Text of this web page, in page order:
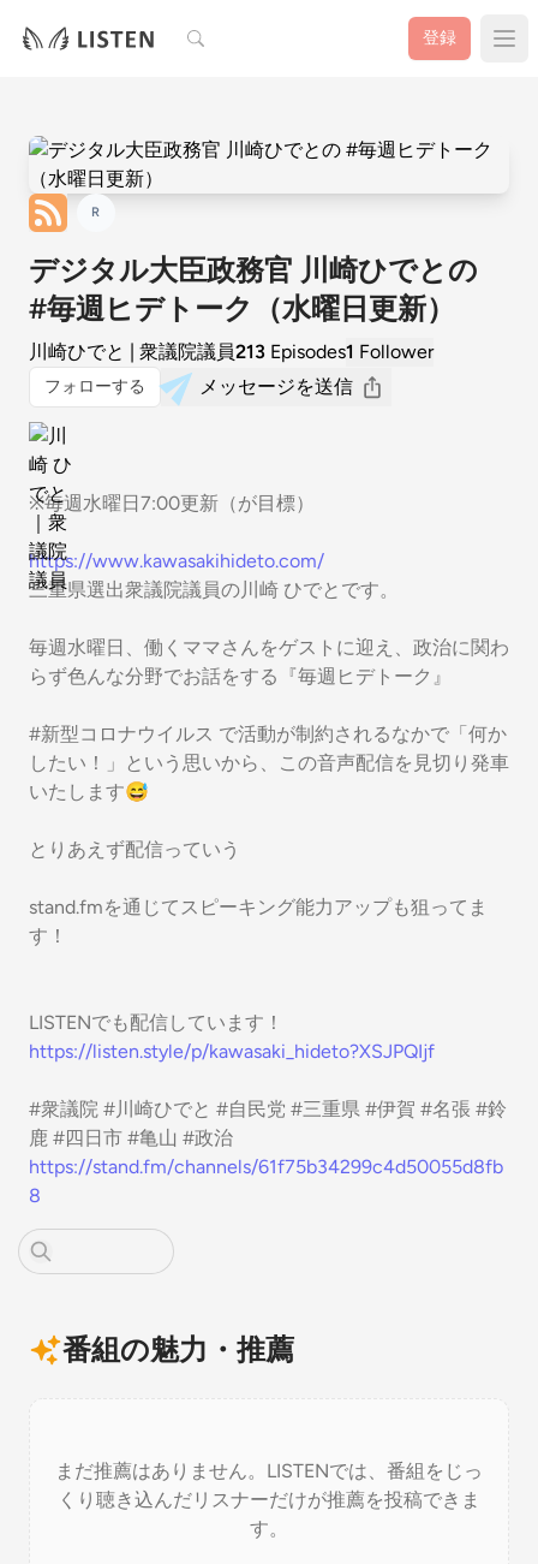
検索 登録
R
デジタル大臣政務官 川崎ひでとの
#毎週ヒデトーク（水曜日更新）
川崎ひでと | 衆議院議員213 Episodes1 Follower
フォローする メッセージを送信
※毎週水曜日7:00更新（が目標）
https://www.kawasakihideto.com/
三重県選出衆議院議員の川崎 ひでとです。
毎週水曜日、働くママさんをゲストに迎え、政治に関わ
らず色んな分野でお話をする『毎週ヒデトーク』
#新型コロナウイルス で活動が制約されるなかで「何か
したい！」という思いから、この音声配信を見切り発車
いたします😅
とりあえず配信っていう
stand.fmを通じてスピーキング能力アップも狙ってま
す！
LISTENでも配信しています！
https://listen.style/p/kawasaki_hideto?XSJPQIjf
#衆議院 #川崎ひでと #自民党 #三重県 #伊賀 #名張 #鈴
鹿 #四日市 #亀山 #政治
https://stand.fm/channels/61f75b34299c4d50055d8fb
8
番組の魅力・推薦
まだ推薦はありません。LISTENでは、番組をじっ
くり聴き込んだリスナーだけが推薦を投稿できま
す。